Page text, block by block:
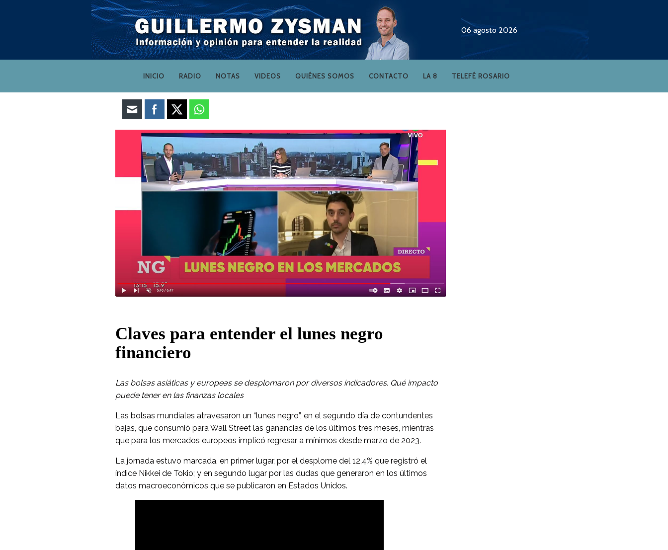
06 agosto 2026
INICIO RADIO NOTAS VIDEOS QUIÉNES SOMOS CONTACTO LA 8 TELEFÉ ROSARIO
Claves para entender el lunes negro
financiero
Las bolsas asiáticas y europeas se desplomaron por diversos indicadores. Qué impacto
puede tener en las finanzas locales
Las bolsas mundiales atravesaron un “lunes negro”, en el segundo día de contundentes
bajas, que consumió para Wall Street las ganancias de los últimos tres meses, mientras
que para los mercados europeos implicó regresar a mínimos desde marzo de 2023.
La jornada estuvo marcada, en primer lugar, por el desplome del 12,4% que registró el
índice Nikkei de Tokio; y en segundo lugar por las dudas que generaron en los últimos
datos macroeconómicos que se publicaron en Estados Unidos.